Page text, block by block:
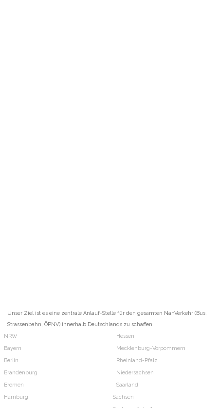
Unser Ziel ist es eine zentrale Anlauf-Stelle für den gesamten NahVerkehr (Bus,
Strassenbahn, ÖPNV) innerhalb Deutschlands zu schaffen.
NRW
Bayern
Berlin
Brandenburg
Bremen
Hamburg
Hessen
Mecklenburg-Vorpommern
Rheinland-Pfalz
Niedersachsen
Saarland
Sachsen